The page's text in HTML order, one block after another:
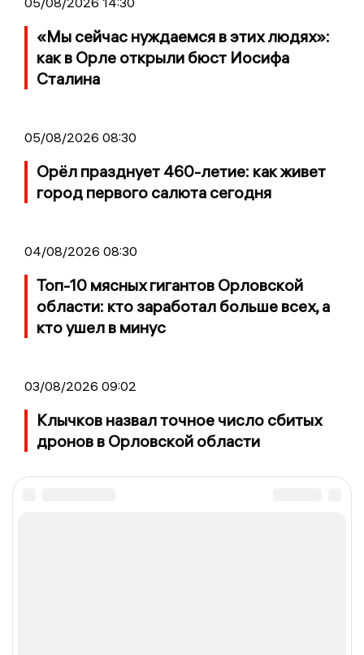
«Мы сейчас нуждаемся в этих людях»:
как в Орле открыли бюст Иосифа
Сталина
05/08/2026 08:30
Орёл празднует 460-летие: как живет
город первого салюта сегодня
04/08/2026 08:30
Топ-10 мясных гигантов Орловской
области: кто заработал больше всех, а
кто ушел в минус
03/08/2026 09:02
Клычков назвал точное число сбитых
дронов в Орловской области